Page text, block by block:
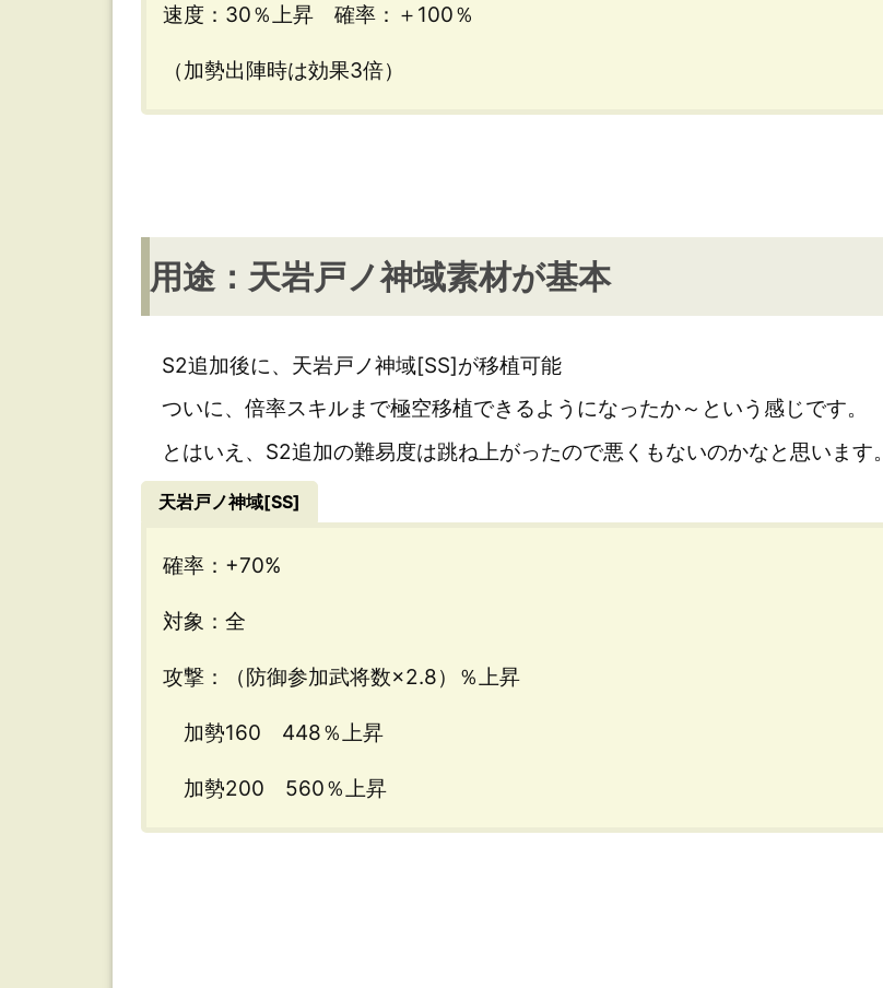
材
が
排
出
く
じ
速度：30％上昇 確率：＋100％
（加勢出陣時は効果3倍）
用途：天岩戸ノ神域素材が基本
S2追加後に、天岩戸ノ神域[SS]が移植可能
ついに、倍率スキルまで極空移植できるようになったか～という感じです。
とはいえ、S2追加の難易度は跳ね上がったので悪くもないのかなと思います。
天岩戸ノ神域[SS]
確率：+70%
対象：全
攻撃：（防御参加武将数×2.8）％上昇
加勢160 448％上昇
加勢200 560％上昇